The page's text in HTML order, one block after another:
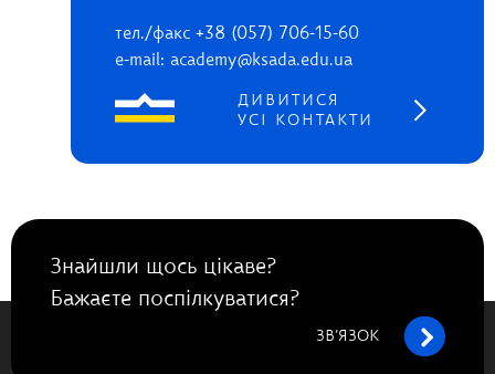
тел./факс +38 (057) 706-15-60
e-mail: academy@ksada.edu.ua
ДИВИТИСЯ
УСІ КОНТАКТИ
Знайшли щось цікаве?
Бажаєте поспілкуватися?
ЗВ’ЯЗОК